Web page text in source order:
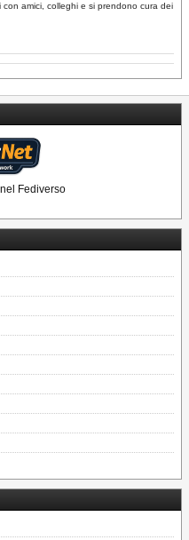
Fediverso
amici, colleghi e si prendono cura dei